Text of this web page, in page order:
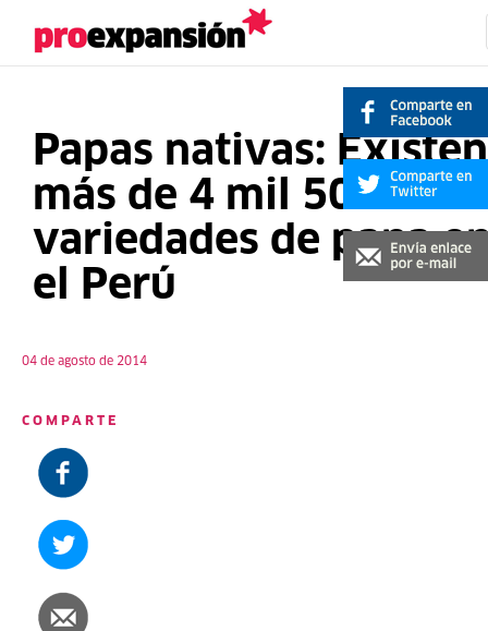
Papas nativas: Existen
más de 4 mil 500
variedades de papa
el Perú
04 de agosto de 2014
COMPARTE